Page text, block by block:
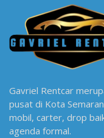
Gavriel Rentcar
pusat di Kota
mobil, carter, drop
agenda formal.